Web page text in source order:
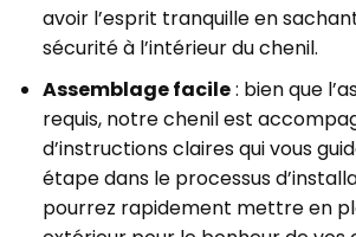
avoir l’esprit tranquille en
sécurité à l’intérieur du chenil.
Assemblage facile: bien que
requis, notre chenil est
d’instructions claires qui vous
étape dans le processus
pourrez rapidement mettre en